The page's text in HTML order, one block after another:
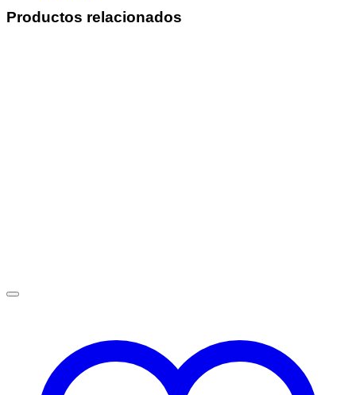
Productos relacionados